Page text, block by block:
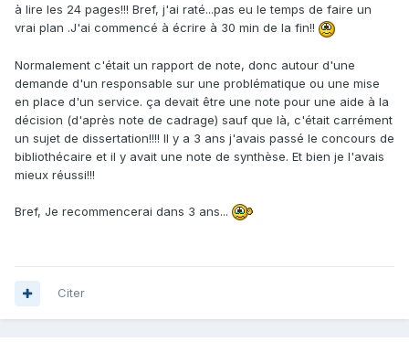
à lire les 24 pages!!! Bref, j'ai raté...pas eu le temps de faire un
vrai plan .J'ai commencé à écrire à 30 min de la fin!!
Normalement c'était un rapport de note, donc autour d'une
demande d'un responsable sur une problématique ou une mise
en place d'un service. ça devait être une note pour une aide à la
décision (d'après note de cadrage) sauf que là, c'était carrément
un sujet de dissertation!!!! Il y a 3 ans j'avais passé le concours de
bibliothécaire et il y avait une note de synthèse. Et bien je l'avais
mieux réussi!!!
Bref, Je recommencerai dans 3 ans...
Citer